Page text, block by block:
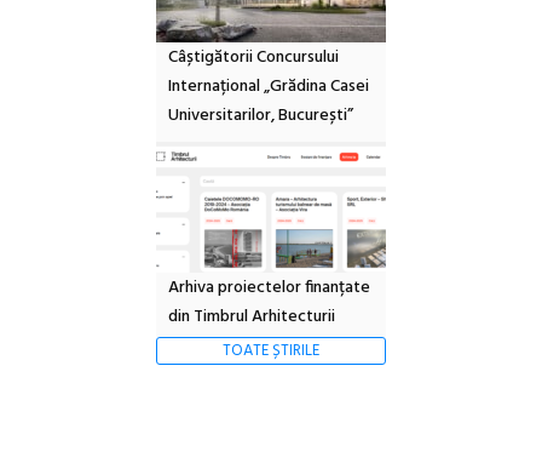
Câștigătorii Concursului
Internațional „Grădina Casei
Universitarilor, București”
Arhiva proiectelor finanțate
din Timbrul Arhitecturii
TOATE ȘTIRILE